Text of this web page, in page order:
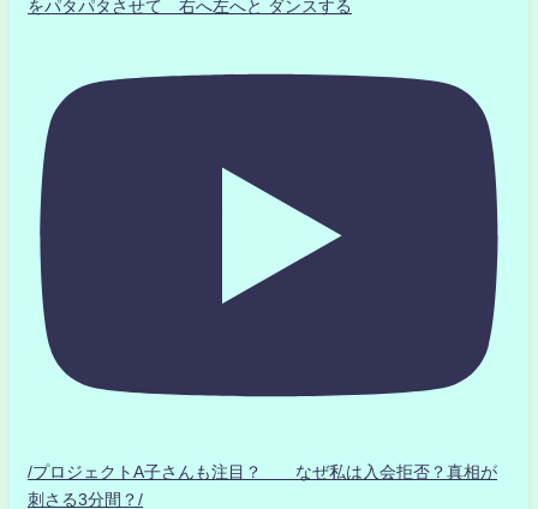
をパタパタさせて 右へ左へと ダンスする
/プロジェクトA子さんも注目？ なぜ私は入会拒否？真相が
刺さる3分間？/